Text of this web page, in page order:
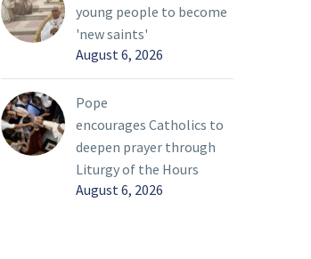
young people to become
'new saints'
August 6, 2026
Pope
encourages Catholics to
deepen prayer through
Liturgy of the Hours
August 6, 2026